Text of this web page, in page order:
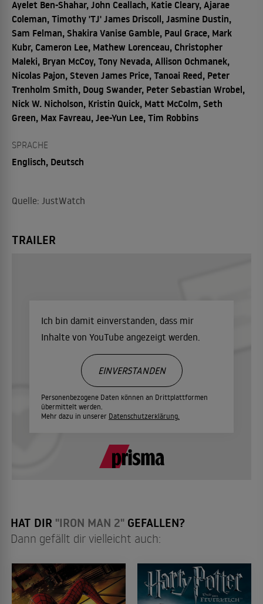
Ayelet Ben-Shahar, John Ceallach, Katie Cleary, Ajarae
Coleman, Timothy 'TJ' James Driscoll, Jasmine Dustin,
Sam Felman, Shakira Vanise Gamble, Paul Grace, Mark
Kubr, Cameron Lee, Mathew Lorenceau, Christopher
Maleki, Bryan McCoy, Tony Nevada, Allison Ochmanek,
Nicolas Pajon, Steven James Price, Tanoai Reed, Peter
Trenholm Smith, Doug Swander, Peter Sebastian Wrobel,
Nick W. Nicholson, Kristin Quick, Matt McColm, Seth
Green, Max Favreau, Jee-Yun Lee, Tim Robbins
SPRACHE
Englisch, Deutsch
Quelle: JustWatch
TRAILER
Ich bin damit einverstanden, dass mir
Inhalte von YouTube angezeigt werden.
Personenbezogene Daten können an Drittplattformen
übermittelt werden.
Mehr dazu in unserer Datenschutzerklärung.
EINVERSTANDEN
HAT DIR "IRON MAN 2" GEFALLEN?
Dann gefällt dir vielleicht auch: